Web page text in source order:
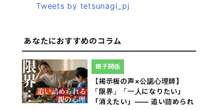
Tweets by tetsunagi_pj
あなたにおすすめのコラム
【掲示板の声×公認心理師】
「限界」「一人になりたい」
「消えたい」―― 追い詰められ
親子関係